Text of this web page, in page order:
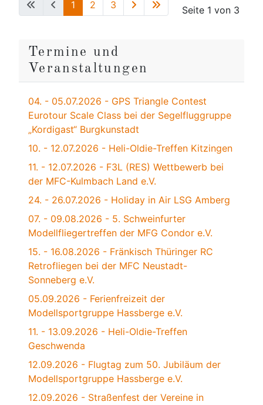
Seite 1 von 3
1 2 3
Termine und
Veranstaltungen
04. - 05.07.2026 - GPS Triangle Contest
Eurotour Scale Class bei der Segelfluggruppe
„Kordigast“ Burgkunstadt
10. - 12.07.2026 - Heli-Oldie-Treffen Kitzingen
11. - 12.07.2026 - F3L (RES) Wettbewerb bei
der MFC-Kulmbach Land e.V.
24. - 26.07.2026 - Holiday in Air LSG Amberg
07. - 09.08.2026 - 5. Schweinfurter
Modellfliegertreffen der MFG Condor e.V.
15. - 16.08.2026 - Fränkisch Thüringer RC
Retrofliegen bei der MFC Neustadt-
Sonneberg e.V.
05.09.2026 - Ferienfreizeit der
Modellsportgruppe Hassberge e.V.
11. - 13.09.2026 - Heli-Oldie-Treffen
Geschwenda
12.09.2026 - Flugtag zum 50. Jubiläum der
Modellsportgruppe Hassberge e.V.
12.09.2026 - Straßenfest der Vereine in